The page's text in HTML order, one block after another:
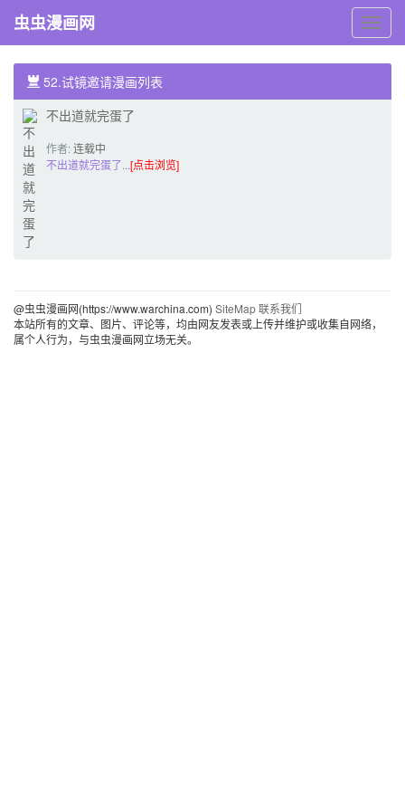
虫
虫
漫
网
虫虫漫画网
52.试镜邀请漫画列表
不出道就完蛋了
作者:连载中
不出道就完蛋了...[点击浏览]
@虫虫漫画网(https://www.warchina.com) SiteMap联系我们
本站所有的文章、图片、评论等，均由网友发表或上传并维护或收集自网络，
属个人行为，与虫虫漫画网立场无关。